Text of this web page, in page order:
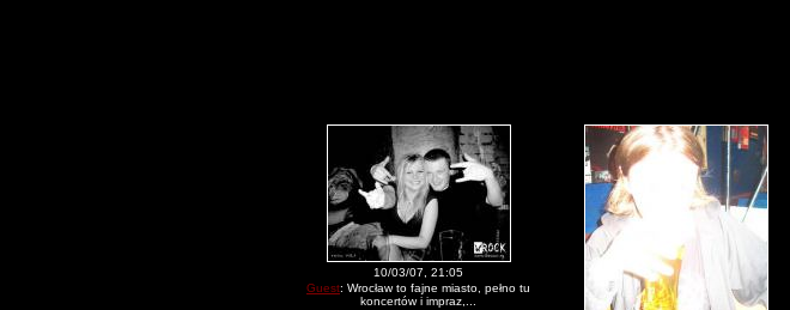
10/03/07, 21:05
Guest: Wrocław to fajne miasto, pełno tu
koncertów i impraz,...